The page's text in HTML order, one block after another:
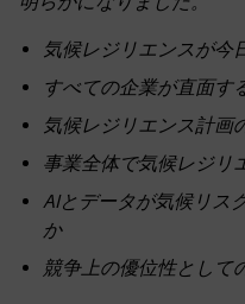
気候レジリエンスが今
すべての企業が直面す
気候レジリエンス計画
事業全体で気候レジリ
AIとデータが気候リス
か
競争上の優位性として